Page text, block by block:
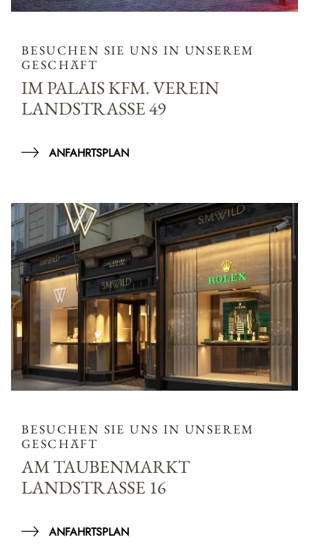
BESUCHEN SIE UNS IN UNSEREM
GESCHÄFT
IM PALAIS KFM. VEREIN
LANDSTRASSE 49
ANFAHRTSPLAN
BESUCHEN SIE UNS IN UNSEREM
GESCHÄFT
AM TAUBENMARKT
LANDSTRASSE 16
ANFAHRTSPLAN